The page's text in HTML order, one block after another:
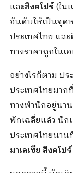
และสิงคโปร์(ใน
อันดับให้เป็นจุด
ประเทศไทย แล
ทางราคาถูกใน
อย่างไรก็ตาม ป
ประเทศไทยมา
ทางพำนักอยู่นาน
พักเฉลี่ยแล้ว นัก
ประเทศไทยนา
มาเลเซีย สิงคโป